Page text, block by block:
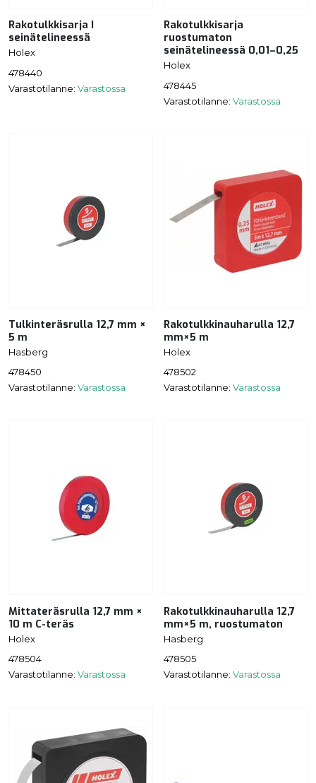
Rakotulkkisarja I
seinätelineessä
Holex
478440
Varastotilanne: Varastossa
Rakotulkkisarja
ruostumaton
seinätelineessä 0,01–0,25
Holex
478445
Varastotilanne: Varastossa
Tulkinteräsrulla 12,7 mm ×
5 m
Hasberg
478450
Varastotilanne: Varastossa
Rakotulkkinauharulla 12,7
mm×5 m
Holex
478502
Varastotilanne: Varastossa
Mittateräsrulla 12,7 mm ×
10 m C-teräs
Holex
478504
Varastotilanne: Varastossa
Rakotulkkinauharulla 12,7
mm×5 m, ruostumaton
Hasberg
478505
Varastotilanne: Varastossa